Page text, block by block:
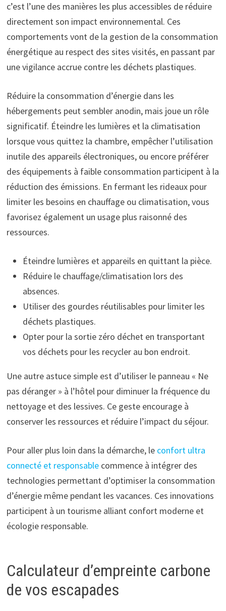
c’est l’une des manières les plus accessibles de réduire
directement son impact environnemental. Ces
comportements vont de la gestion de la consommation
énergétique au respect des sites visités, en passant par
une vigilance accrue contre les déchets plastiques.
Réduire la consommation d’énergie dans les
hébergements peut sembler anodin, mais joue un rôle
significatif. Éteindre les lumières et la climatisation
lorsque vous quittez la chambre, empêcher l’utilisation
inutile des appareils électroniques, ou encore préférer
des équipements à faible consommation participent à la
réduction des émissions. En fermant les rideaux pour
limiter les besoins en chauffage ou climatisation, vous
favorisez également un usage plus raisonné des
ressources.
Éteindre lumières et appareils en quittant la pièce.
Réduire le chauffage/climatisation lors des
absences.
Utiliser des gourdes réutilisables pour limiter les
déchets plastiques.
Opter pour la sortie zéro déchet en transportant
vos déchets pour les recycler au bon endroit.
Une autre astuce simple est d’utiliser le panneau « Ne
pas déranger » à l’hôtel pour diminuer la fréquence du
nettoyage et des lessives. Ce geste encourage à
conserver les ressources et réduire l’impact du séjour.
Pour aller plus loin dans la démarche, le confort ultra
connecté et responsablecommence à intégrer des
technologies permettant d’optimiser la consommation
d’énergie même pendant les vacances. Ces innovations
participent à un tourisme alliant confort moderne et
écologie responsable.
Calculateur d’empreinte carbone
de vos escapades